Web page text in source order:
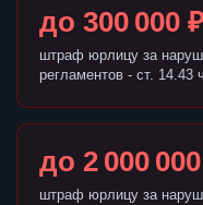
до 300 000 ₽
штраф юрлицу за
регламентов - ст.
до 2 000
штраф юрлицу за